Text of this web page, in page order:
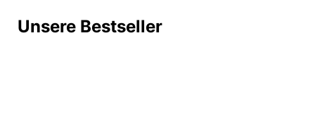
Unsere Bestseller